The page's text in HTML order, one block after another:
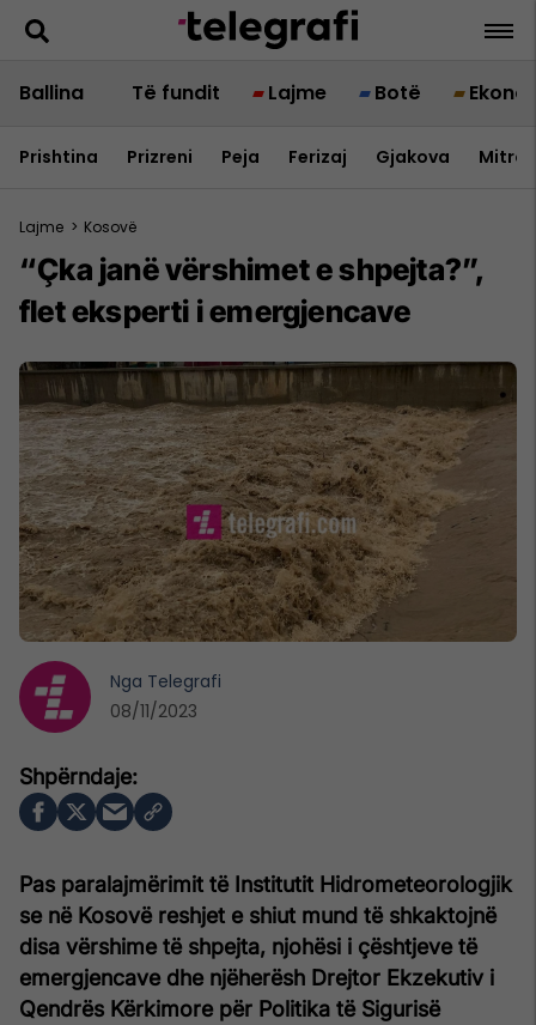
Ballina Të fundit Lajme Botë
Prishtina Prizreni Peja Ferizaj Gjakova
Lajme > Kosovë
“Çka janë vërshimet e shpejta?”,
flet eksperti i emergjencave
Pas paralajmërimit të Institutit Hidrometeorologjik
se në Kosovë reshjet e shiut mund të shkaktojnë
disa vërshime të shpejta, njohësi i çështjeve të
emergjencave dhe njëherësh Drejtor Ekzekutiv i
Qendrës Kërkimore për Politika të Sigurisë
Nga Telegrafi
08/11/2023